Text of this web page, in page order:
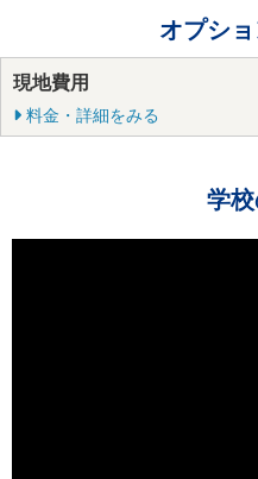
オプシ
現地費用
料金・詳細をみる
学